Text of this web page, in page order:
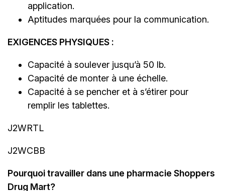
application.
Aptitudes marquées pour la communication.
EXIGENCES PHYSIQUES :
Capacité à soulever jusqu’à 50 lb.
Capacité de monter à une échelle.
Capacité à se pencher et à s’étirer pour
remplir les tablettes.
J2WRTL
J2WCBB
Pourquoi travailler dans une pharmacie Shoppers
Drug Mart?